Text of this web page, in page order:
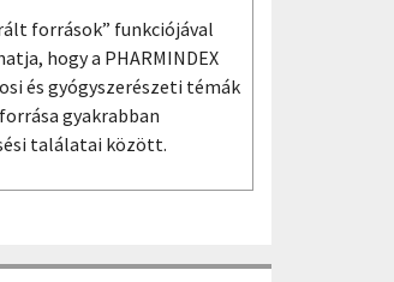
források” funkciójával
hogy a PHARMINDEX
és gyógyszerészeti témák
gyakrabban
találatai között.